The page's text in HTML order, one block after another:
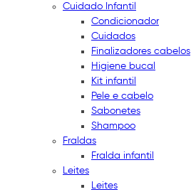
Cuidado Infantil
Condicionador
Cuidados
Finalizadores cabelos
Higiene bucal
Kit infantil
Pele e cabelo
Sabonetes
Shampoo
Fraldas
Fralda infantil
Leites
Leites